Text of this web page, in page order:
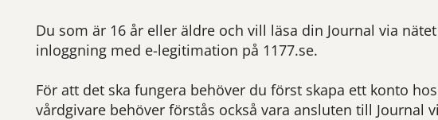
Du som är 16 år eller äldre och vill läsa din Journal via
inloggning med e-legitimation på 1177.se.
För att det ska fungera behöver du först skapa ett konto
vårdgivare behöver förstås också vara ansluten till Journal